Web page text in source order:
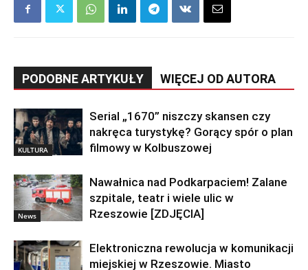
PODOBNE ARTYKUŁY WIĘCEJ OD AUTORA
KULTURA
Serial „1670” niszczy skansen czy
nakręca turystykę? Gorący spór o plan
filmowy w Kolbuszowej
News
Nawałnica nad Podkarpaciem! Zalane
szpitale, teatr i wiele ulic w
Rzeszowie [ZDJĘCIA]
Elektroniczna rewolucja w komunikacji
miejskiej w Rzeszowie. Miasto